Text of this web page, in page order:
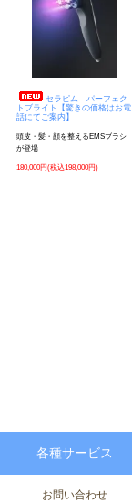
セラピム パーフェク
トブライト【驚きの価格はお電
話にてご案内】
頭皮・髪・顔を整えるEMSブラシ
が登場
180,000円(税込198,000円)
各種サービス
お問い合わせ